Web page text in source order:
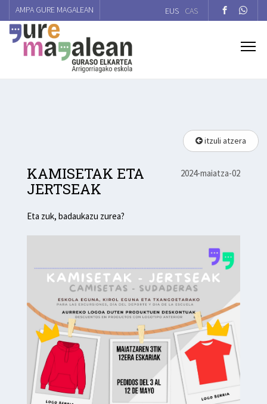
AMPA GURE MAGALEAN EUS CAS
itzuli atzera
2024-maiatza-02
KAMISETAK ETA
JERTSEAK
Eta zuk, badaukazu zurea?